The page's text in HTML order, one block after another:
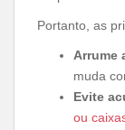
Portanto, as
Arrume
muda
Evite
ou